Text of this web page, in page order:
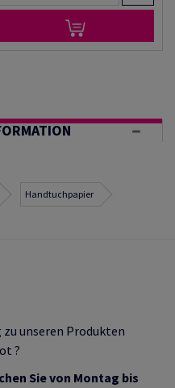
Handtuchpapier
zu unseren Produkten
?
Sie von Montag bis